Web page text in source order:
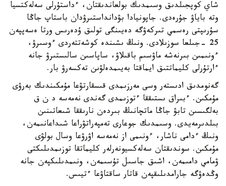
شاي كوپجىلدىق وسىمدىك بولعاندىقتان، ءداستۇرلى سەلەكتسيا
وتە باياۋ جۇرەدى. جاپونيادا بۋدانداستىرۋدان باستاپ جاڭا
سۇرىپتى رەسمي تىركەۋگە دەيىنگى تولىق ۇدەرىس ورتا ەسەپپەن
25 -جىلعا سوزىلادى. ونىڭ ىشىندە كوشەتتەردى ءوسىرۋ،
ءونىمىن بىرنەشە ماۋسىم باقىلاۋ، ساپاسىن سالىستىرۋ جانە
ءارتۇرلى كليماتتىق ايماقتا بەيىمدەلۋىن تەكسەرۋ بار.
گەنومدىق ادىستەر وسى مەرزىمدى قىسقارتۋعا مۇمكىندىك بەرۋى
مۇمكىن. ءبىراق ىستىققا ءتوزىمدى گەندى نەمەسە د ن ق
بەلگىسىن تابۋ جاڭا ماتچانىڭ بىردەن نارىققا شىعاتىنىن
بىلدىرمەيدى. وسىمدىك جوعارى تەمپەراتۋراعا شىداعانىمەن،
ونىڭ ءدامى ناشار، ءونىمى از نەمەسە اۋرۋعا وسال بولۋى
مۇمكىن. سوندىقتان سەلەكسيونەرلەر كليماتقا توزىمدىلىكتى
ۋمامي دامىمەن، اشىق جاسىل تۇسىمەن، ونىمدىلىكپەن جانە
وڭدەۋگە جارامدىلىقپەن قاتار ساقتاۋعا ءتيىس.